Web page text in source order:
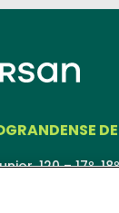
DE
120 – 17º,